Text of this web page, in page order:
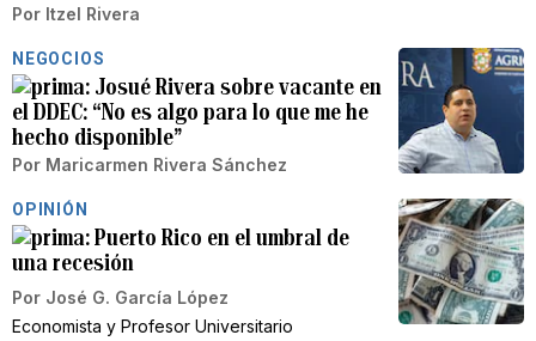
Por Itzel Rivera
NEGOCIOS
Josué Rivera sobre vacante en
el DDEC: “No es algo para lo que me he
hecho disponible”
Por Maricarmen Rivera Sánchez
OPINIÓN
Puerto Rico en el umbral de
una recesión
Por José G. García López
Economista y Profesor Universitario